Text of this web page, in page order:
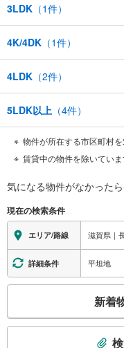
3LDK （1件）
4K/4DK （1件）
4LDK （2件）
5LDK以上 （4件）
物件が所在する市区町村
賃貸中の物件を除いていま
気になる物件がなかったら
現在の検索条件
エリア/路線 滋賀県｜
詳細条件 平坦地
検
新着